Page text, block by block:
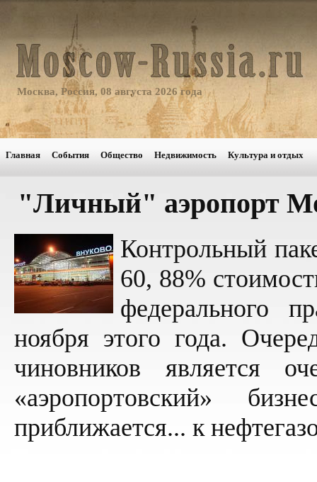
Москва, Россия, 08 августа 2026 года
Главная События Общество Недвижимость Культура и отдых
"Личный" аэропорт
Контрольный
60, 88%
федерального
ноября этого года.
чиновников является
«аэропортовский»
приближается... к